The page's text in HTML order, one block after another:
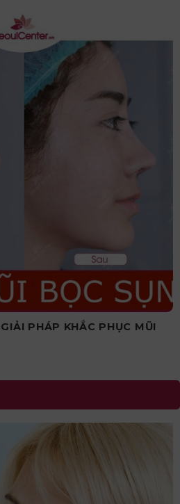
PHÁP KHẮC PHỤC MŨI